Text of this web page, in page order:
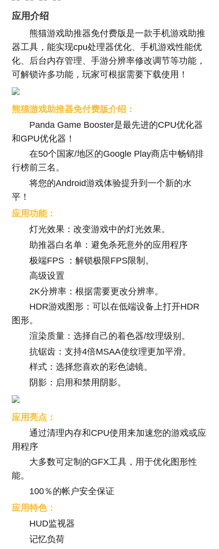
应用介绍
熊猫游戏助推器免付费版是一款手机游戏助推
器工具，能实现cpu处理器优化、手机游戏性能优
化、后台内存管理、手游分辨率修改调节等功能，
可解锁许多功能，玩家可根据需要下载使用！
熊猫游戏助推器免付费版介绍：
Panda Game Booster是最先进的CPU优化器
和GPU优化器！
在50个国家/地区的Google Play商店中畅销排
行榜前三名。
将您的Android游戏体验提升到一个新的水
平！
应用功能：
灯光效果：改变游戏中的灯光效果。
助推器白名单：避免杀死意外的应用程序
极端FPS ：解锁极限FPS限制。
高级设置
2K分辨率：根据需要更改分辨率。
HDR游戏图形：可以在低端设备上打开HDR
图形。
渲染质量：选择自己的着色器/纹理级别。
抗锯齿：支持4倍MSAA使纹理更加平滑。
样式：选择您喜欢的彩色滤镜。
阴影：启用和禁用阴影。
应用亮点：
通过清理内存和CPU使用来加速您的游戏或应
用程序
大多数可定制的GFX工具，用于优化图形性
能。
100％的帐户安全保证
应用特色：
HUD监视器
记忆负荷